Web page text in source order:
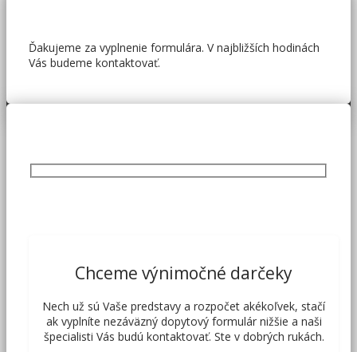
Ďakujeme za vyplnenie formulára. V najbližších hodinách
Vás budeme kontaktovať.
Chceme výnimočné darčeky
Nech už sú Vaše predstavy a rozpočet akékoľvek, stačí
ak vyplníte nezáväzný dopytový formulár nižšie a naši
špecialisti Vás budú kontaktovať. Ste v dobrých rukách.